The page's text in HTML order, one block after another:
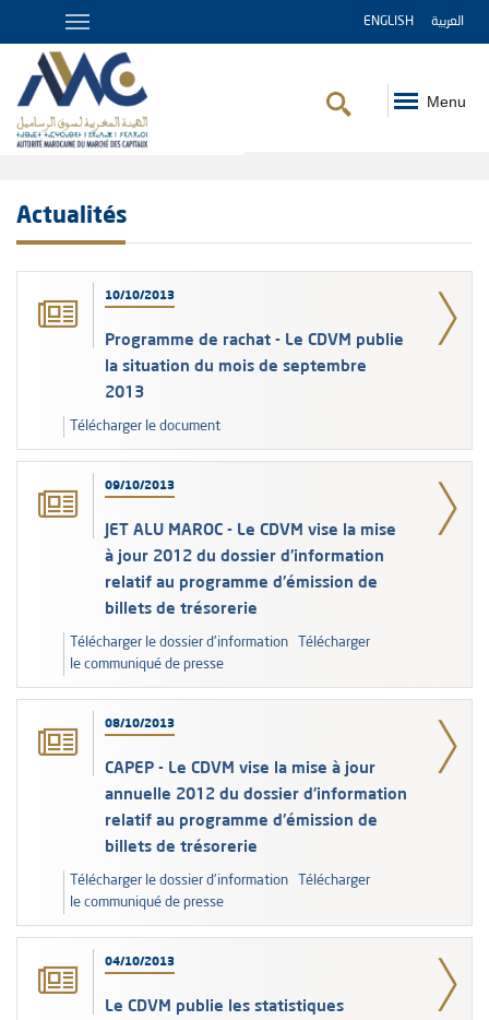
ENGLISH العربية
Menu
Actualités
10/10/2013
Programme de rachat - Le CDVM publie
la situation du mois de septembre
2013
Télécharger le document
09/10/2013
JET ALU MAROC - Le CDVM vise la mise
à jour 2012 du dossier d'information
relatif au programme d'émission de
billets de trésorerie
Télécharger le dossier d'information Télécharger
le communiqué de presse
08/10/2013
CAPEP - Le CDVM vise la mise à jour
annuelle 2012 du dossier d'information
relatif au programme d'émission de
billets de trésorerie
Télécharger le dossier d'information Télécharger
le communiqué de presse
04/10/2013
Le CDVM publie les statistiques